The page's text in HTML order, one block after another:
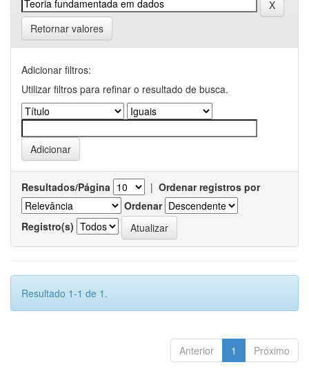
Retornar valores
Adicionar filtros:
Utilizar filtros para refinar o resultado de busca.
Resultados/Página | Ordenar registros por
Ordenar
Registro(s)
Resultado 1-1 de 1.
Anterior 1 Próximo